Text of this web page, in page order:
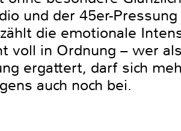
und der 45er-
die emotionale
voll in Ordnung – wer
ergattert, darf sich
auch noch bei.